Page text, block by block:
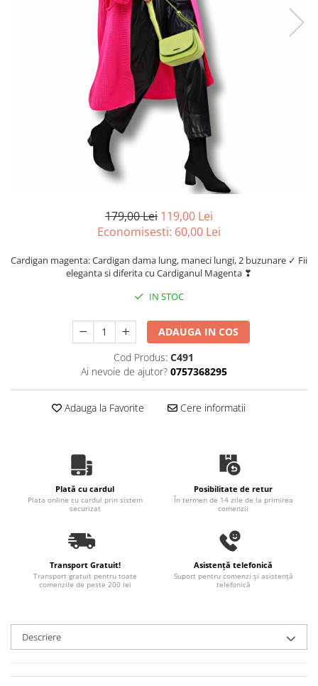
179,00 Lei 119,00 Lei
Economisesti: 60,00 Lei
Cardigan magenta: Cardigan dama lung, maneci lungi, 2 buzunare ✓ Fii
eleganta si diferita cu Cardiganul Magenta ❣
IN STOC
ADAUGA IN COS
Cod Produs: C491
Ai nevoie de ajutor? 0757368295
Adauga la Favorite Cere informatii
Plată cu cardul
Plata online cu cardul prin sistem
securizat
Posibilitate de retur
În termen de 14 zile de la primirea
comenzii
Transport Gratuit!
Transport gratuit pentru toate
comenzile de peste 200 lei
Asistență telefonică
Suport pentru comenzi și asistență
telefonică
Descriere